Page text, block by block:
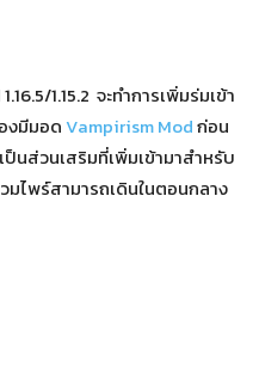
1.15.2 จะทำการเพิ่มร่มเข้า
งมีมอดVampirism Modก่อน
ป็นส่วนเสริมที่เพิ่มเข้ามาสำหรับ
มไพร์สามารถเดินในตอนกลาง